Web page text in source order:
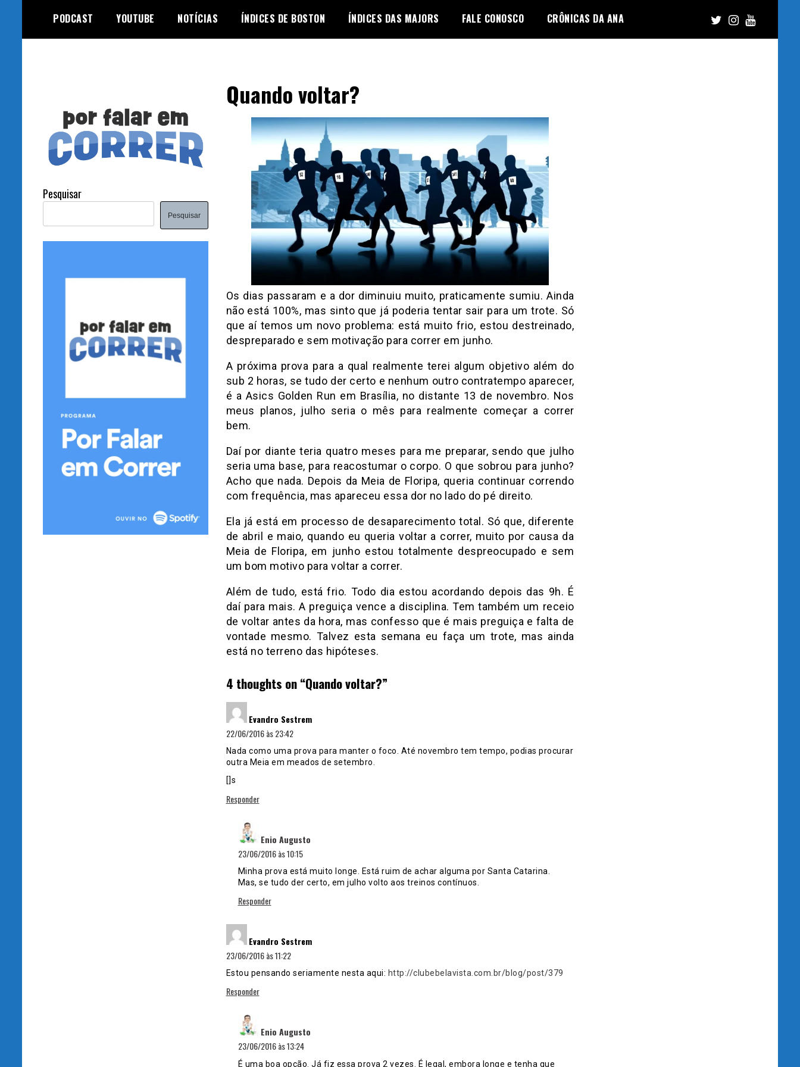
content
PODCAST YOUTUBE NOTÍCIAS ÍNDICES DE BOSTON ÍNDICES DAS MAJORS FALE CONOSCO CRÔNICAS DA ANA
Quando voltar?
Os dias passaram e a dor diminuiu muito, praticamente sumiu. Ainda
não está 100%, mas sinto que já poderia tentar sair para um trote. Só
que aí temos um novo problema: está muito frio, estou destreinado,
despreparado e sem motivação para correr em junho.
A próxima prova para a qual realmente terei algum objetivo além do
sub 2 horas, se tudo der certo e nenhum outro contratempo aparecer,
é a Asics Golden Run em Brasília, no distante 13 de novembro. Nos
meus planos, julho seria o mês para realmente começar a correr
bem.
Daí por diante teria quatro meses para me preparar, sendo que julho
seria uma base, para reacostumar o corpo. O que sobrou para junho?
Acho que nada. Depois da Meia de Floripa, queria continuar correndo
com frequência, mas apareceu essa dor no lado do pé direito.
Ela já está em processo de desaparecimento total. Só que, diferente
de abril e maio, quando eu queria voltar a correr, muito por causa da
Meia de Floripa, em junho estou totalmente despreocupado e sem
um bom motivo para voltar a correr.
Além de tudo, está frio. Todo dia estou acordando depois das 9h. É
daí para mais. A preguiça vence a disciplina. Tem também um receio
de voltar antes da hora, mas confesso que é mais preguiça e falta de
vontade mesmo. Talvez esta semana eu faça um trote, mas ainda
está no terreno das hipóteses.
4 thoughts on “Quando voltar?”
Evandro Sestrem
22/06/2016 às 23:42
Nada como uma prova para manter o foco. Até novembro tem tempo, podias procurar
outra Meia em meados de setembro.
[]s
Responder
Enio Augusto
23/06/2016 às 10:15
Minha prova está muito longe. Está ruim de achar alguma por Santa Catarina.
Mas, se tudo der certo, em julho volto aos treinos contínuos.
Responder
Evandro Sestrem
23/06/2016 às 11:22
Estou pensando seriamente nesta aqui: http://clubebelavista.com.br/blog/post/379
Responder
Enio Augusto
23/06/2016 às 13:24
É uma boa opção. Já fiz essa prova 2 vezes. É legal, embora longe e tenha que
Pesquisar
Pesquisar